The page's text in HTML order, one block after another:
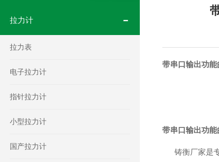
拉力计
拉力表
电子拉力计
指针拉力计
小型拉力计
国产拉力计
带串口输出功
带串口输出功
铸衡厂家是